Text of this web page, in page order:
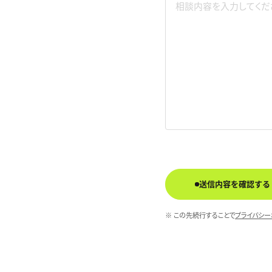
送信内容を確認する
※ この先続行することでプライバシ